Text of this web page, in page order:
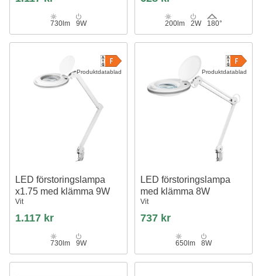
730lm 9W 200lm 2W 180°
Produktdatablad
LED förstoringslampa
x1.75 med klämma 9W
Vit
1.117 kr
730lm 9W
Produktdatablad
LED förstoringslampa
med klämma 8W
Vit
737 kr
650lm 8W